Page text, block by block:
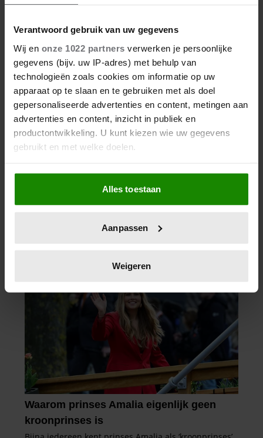
Verantwoord gebruik van uw gegevens
Wij en onze 1022 partners verwerken je persoonlijke
gegevens (bijv. uw IP-adres) met behulp van
technologieën zoals cookies om informatie op uw
apparaat op te slaan en te gebruiken met als doel
gepersonaliseerde advertenties en content, metingen aan
advertenties en content, inzicht in publiek en
productontwikkeling. U kunt kiezen wie uw gegevens
gebruikt en met welke doelen.
Als u het toestaat, willen we ook graag:
Informatie verzamelen over uw geografische
locatie, die tot een paar meter nauwkeurig kan zijn
scannen op specifieke eigenschappen (fingerprinting)
verwerkt en stel uw voorkeuren in het
intrekken in de Cookieverklaring.
We gebruiken cookies om content en advertenties te
personaliseren, om functies voor social media te bieden
en om ons websiteverkeer te analyseren. Ook delen we
informatie over uw gebruik van onze site met onze
partners voor social media, adverteren en analyse. Deze
partners kunnen deze gegevens combineren met andere
informatie die u aan ze heeft verstrekt of die ze hebben
verzameld op basis van uw gebruik van hun services. U
gaat akkoord met onze cookies als u onze website blijft
Alles toestaan
Aanpassen
Weigeren